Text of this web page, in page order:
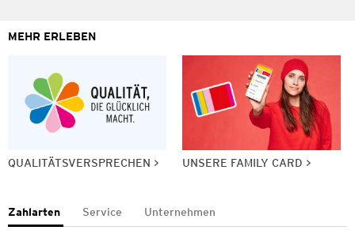
MEHR ERLEBEN
QUALITÄTSVERSPRECHEN UNSERE FAMILY CARD
Zahlarten Service Unternehmen